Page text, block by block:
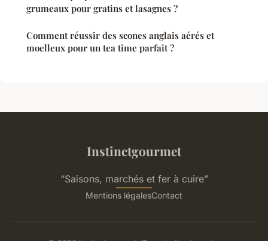
grumeaux pour gratins et lasagnes ?
Comment réussir des scones anglais aérés et
moelleux pour un tea time parfait ?
Instinctgourmet
“Saisons, marchés et fer à cuire”
Mentions légalesContact